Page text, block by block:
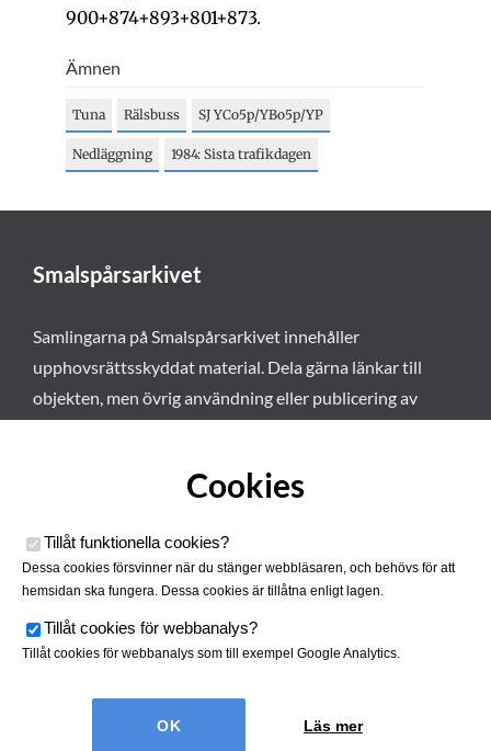
900+874+893+801+873.
Ämnen
Tuna Rälsbuss SJ YCo5p/YBo5p/YP
Nedläggning 1984: Sista trafikdagen
Smalspårsarkivet
Samlingarna på Smalspårsarkivet innehåller
upphovsrättsskyddat material. Dela gärna länkar till
objekten, men övrig användning eller publicering av
Smalspårsarkivet drivs av
Tjustbygdens Järnvägsförening
Cookies
Tillåt funktionella cookies?
Dessa cookies försvinner när du stänger webbläsaren, och behövs för att
hemsidan ska fungera. Dessa cookies är tillåtna enligt lagen.
Tillåt cookies för webbanalys?
Tillåt cookies för webbanalys som till exempel Google Analytics.
Läs mer